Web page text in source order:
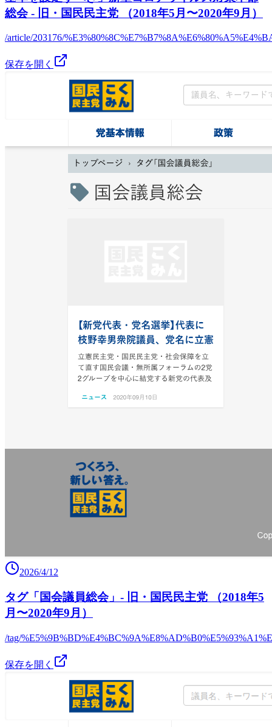
総会 - 旧・国民民主党 （2018年5月〜2020年9月）
/article/203176/
保存を開く
2026/4/12
タグ「国会議員総会」- 旧・国民民主党 （2018年5
月〜2020年9月）
/tag/
保存を開く